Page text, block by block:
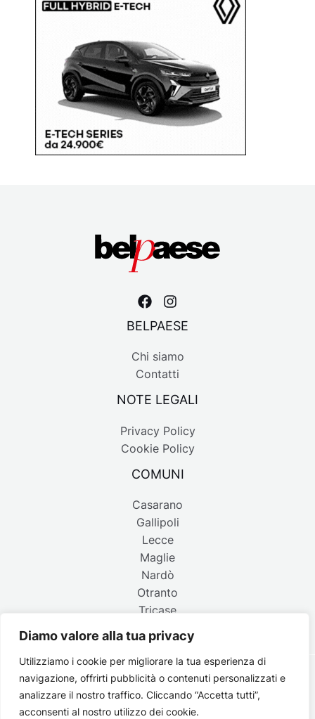
Diamo valore alla tua privacy
Utilizziamo i cookie per migliorare la tua esperienza di
navigazione, offrirti pubblicità o contenuti personalizzati e
analizzare il nostro traffico. Cliccando “Accetta tutti”,
acconsenti al nostro utilizzo dei cookie.
BELPAESE
Chi siamo
Contatti
NOTE LEGALI
Privacy Policy
Cookie Policy
COMUNI
Casarano
Gallipoli
Lecce
Maglie
Nardò
Otranto
Tricase
Copyright © 2026 Belpaese | Periodico d'informazione del
Salento - P.IVA 4637850753 - Testata registrata il 18 gennaio